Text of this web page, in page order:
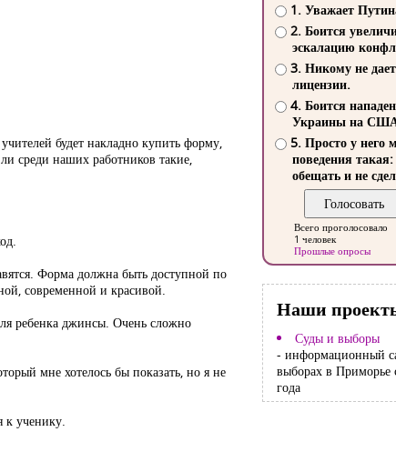
будет накладно купить форму,
среди наших работников такие,
Форма должна быть доступной по
современной и красивой.
ребенка джинсы. Очень сложно
мне хотелось бы показать, но я не
к ученику.
1. Уважает
2. Боится
эскалацию
3. Никому не
лицензии.
4. Боится
Украины на
5. Просто у него
поведения такая:
обещать и не
Всего проголосовало
1 человек
Прошлые опросы
Наши
Суды и выборы
- информационный
выборах в Приморье
года